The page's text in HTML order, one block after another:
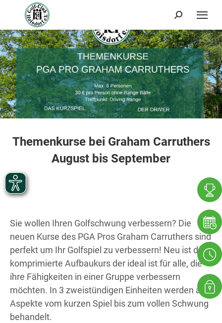
Search:
Themenkurse bei Graham Carruthers
August bis September
Sie wollen Ihren Golfschwung verbessern? Die
neuen Kurse des PGA Pros Graham Carruthers sind
perfekt um Ihr Golfspiel zu verbessern! Neu ist der
komprimierte Aufbaukurs der ideal ist für alle, die
ihre Fähigkeiten in einer Gruppe verbessern
möchten. In 3 zweistündigen Einheiten werden alle
Aspekte vom kurzen Spiel bis zum vollen Schwung
behandelt.